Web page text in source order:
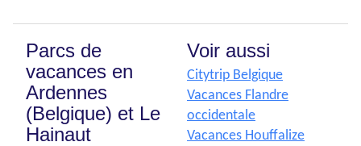
Parcs de
vacances en
Ardennes
(Belgique) et Le
Hainaut
Voir aussi
Citytrip Belgique
Vacances Flandre
occidentale
Vacances Houffalize